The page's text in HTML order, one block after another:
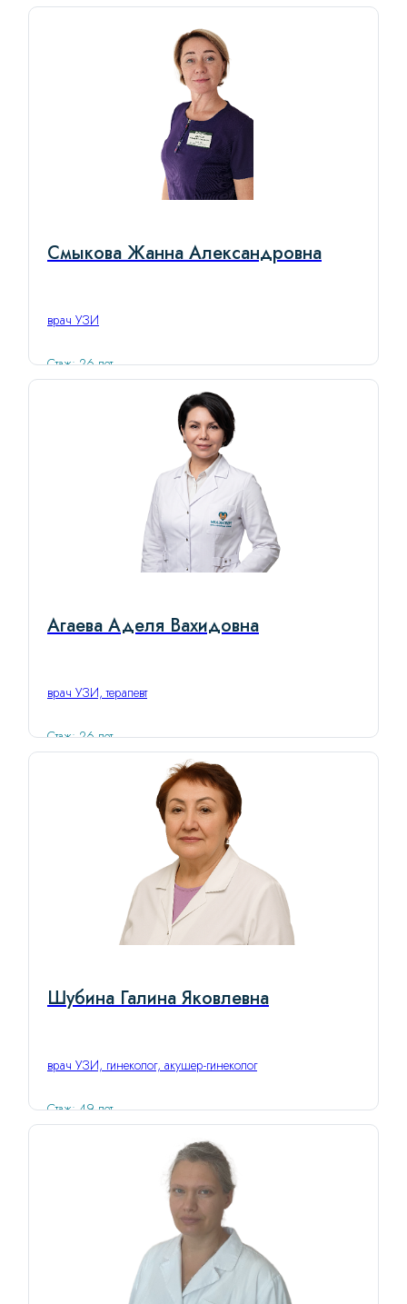
Смыкова Жанна Александровна
врач УЗИ
Стаж: 26 лет
Агаева Аделя Вахидовна
врач УЗИ, терапевт
Стаж: 26 лет
Шубина Галина Яковлевна
врач УЗИ, гинеколог, акушер-гинеколог
Стаж: 49 лет